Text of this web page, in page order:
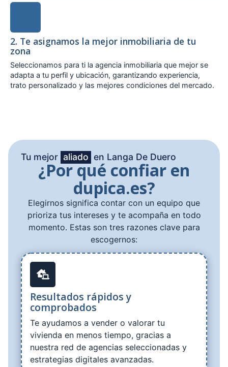
2. Te asignamos la mejor inmobiliaria de tu
zona
Seleccionamos para ti la agencia inmobiliaria que mejor se
adapta a tu perfil y ubicación, garantizando experiencia,
trato personalizado y las mejores condiciones del mercado.
Tu mejor aliado en Langa De Duero
¿Por qué confiar en
dupica.es?
Elegirnos significa contar con un equipo que
prioriza tus intereses y te acompaña en todo
momento. Estas son tres razones clave para
escogernos:
Resultados rápidos y
comprobados
Te ayudamos a vender o valorar tu
vivienda en menos tiempo, gracias a
nuestra red de agencias seleccionadas y
estrategias digitales avanzadas.